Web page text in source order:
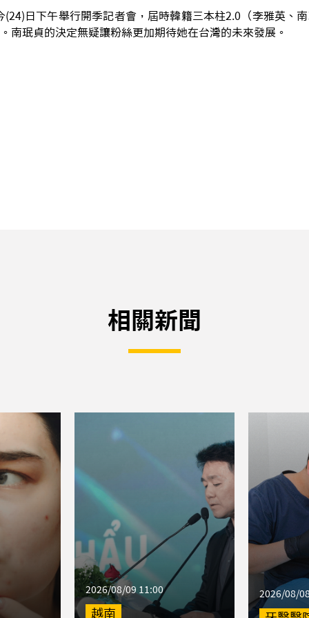
日下午舉行開季記者會，屆時韓籍三本柱2.0（李雅英、
南珉貞的決定無疑讓粉絲更加期待她在台灣的未來發展。
相關新聞
2026/08/09 11:00
越南
2026/08/